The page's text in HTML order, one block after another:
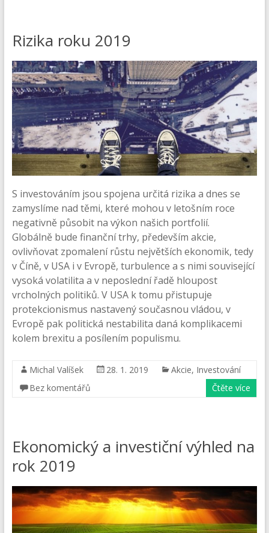
Rizika roku 2019
S investováním jsou spojena určitá rizika a dnes se
zamyslíme nad těmi, které mohou v letošním roce
negativně působit na výkon našich portfolií.
Globálně bude finanční trhy, především akcie,
ovlivňovat zpomalení růstu největších ekonomik, tedy
v Číně, v USA i v Evropě, turbulence a s nimi související
vysoká volatilita a v neposlední řadě hloupost
vrcholných politiků. V USA k tomu přistupuje
protekcionismus nastavený současnou vládou, v
Evropě pak politická nestabilita daná komplikacemi
kolem brexitu a posílením populismu.
Michal Valíšek 28. 1. 2019 Akcie, Investování
Bez komentářů
Čtěte více
Ekonomický a investiční výhled na
rok 2019